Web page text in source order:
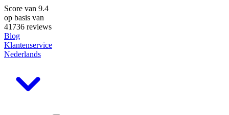
Score van 9.4
op basis van
41736 reviews
Blog
Klantenservice
Nederlands